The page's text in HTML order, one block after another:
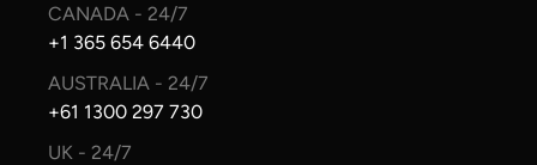
CANADA - 24/7
+1 365 654 6440
AUSTRALIA - 24/7
+61 1300 297 730
UK - 24/7